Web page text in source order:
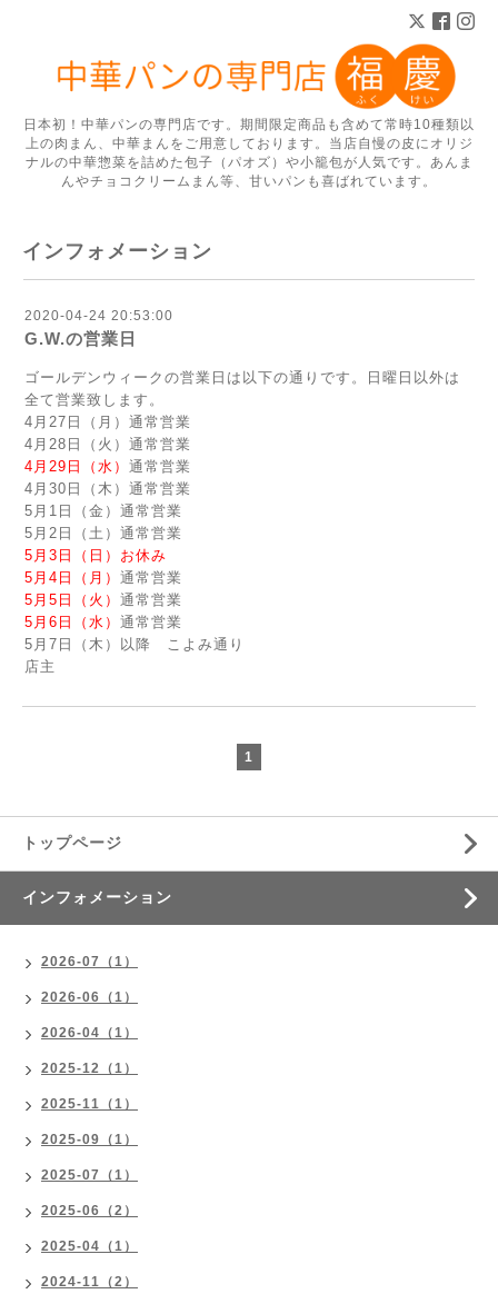
日本初！中華パンの専門店です。期間限定商品も含めて常時10種類以
上の肉まん、中華まんをご用意しております。当店自慢の皮にオリジ
ナルの中華惣菜を詰めた包子（パオズ）や小籠包が人気です。あんま
んやチョコクリームまん等、甘いパンも喜ばれています。
インフォメーション
2020-04-24 20:53:00
G.W.の営業日
ゴールデンウィークの営業日は以下の通りです。日曜日以外は
全て営業致します。
4月27日（月）通常営業
4月28日（火）通常営業
4月29日（水） 通常営業
4月30日（木）通常営業
5月1日（金）通常営業
5月2日（土）通常営業
5月3日（日）お休み
5月4日（月） 通常営業
5月5日（火） 通常営業
5月6日（水） 通常営業
5月7日（木）以降 こよみ通り
店主
1
トップページ
インフォメーション
2026-07（1）
2026-06（1）
2026-04（1）
2025-12（1）
2025-11（1）
2025-09（1）
2025-07（1）
2025-06（2）
2025-04（1）
2024-11（2）